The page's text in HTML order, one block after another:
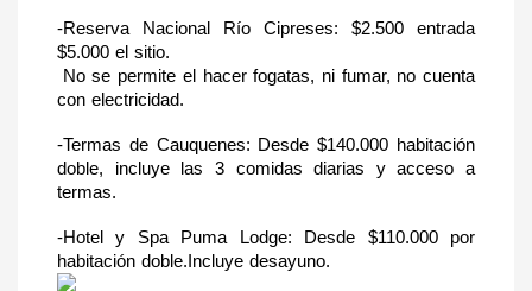
-Reserva Nacional Río Cipreses: $2.500 entrada
$5.000 el sitio.
con electricidad.
-Termas de Cauquenes: Desde $140.000 habitación
doble, incluye las 3 comidas diarias y acceso a
termas.
-Hotel y Spa Puma Lodge: Desde $110.000 por
habitación doble.Incluye desayuno.